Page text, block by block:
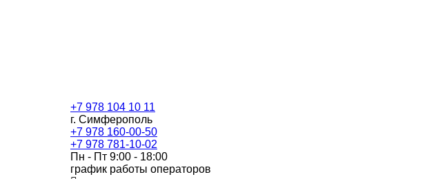
+7 978 104 10 11
г. Симферополь
+7 978 160-00-50
+7 978 781-10-02
Пн - Пт 9:00 - 18:00
график работы операторов